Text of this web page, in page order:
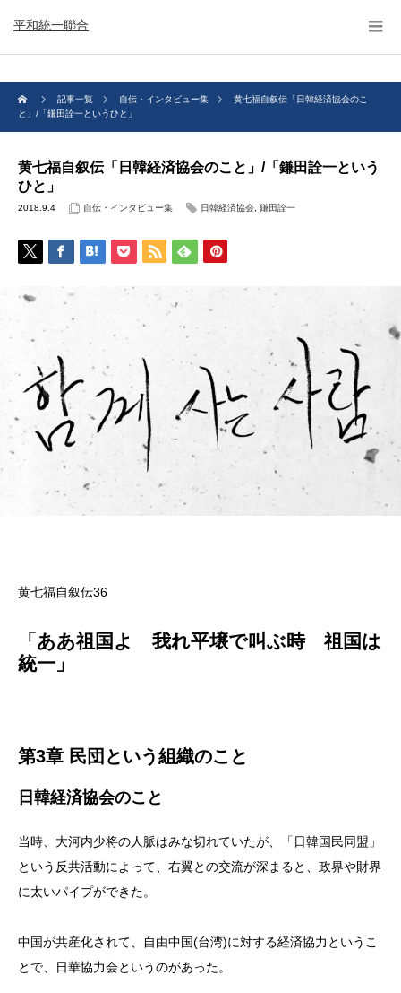
平和統一聯合
記事一覧 自伝・インタビュー集
黄七福自叙伝「日韓経済協会のこ
と」/「鎌田詮一というひと」
黄七福自叙伝「日韓経済協会のこと」/「鎌田詮一という
ひと」
2018.9.4 自伝・インタビュー集 日韓経済協会 鎌田詮一
黄七福自叙伝36
「ああ祖国よ 我れ平壌で叫ぶ時 祖国は
統一」
第3章 民団という組織のこと
日韓経済協会のこと
当時、大河内少将の人脈はみな切れていたが、「日韓国民同盟」
という反共活動によって、右翼との交流が深まると、政界や財界
に太いパイプができた。
中国が共産化されて、自由中国(台湾)に対する経済協力というこ
とで、日華協力会というのがあった。